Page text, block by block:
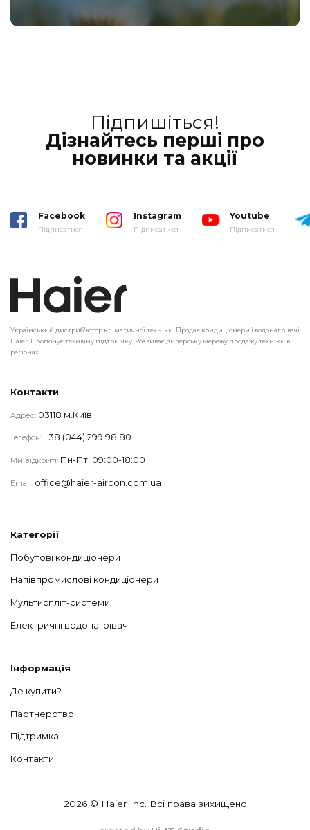
Підпишіться!
Дізнайтесь перші про
новинки та акції
Facebook
Підписатися
Instagram
Підписатися
Youtube
Підписатися
Український дистриб'ютор кліматичної техніки. Продає кондиціонери і водонагрівачі
Haier. Пропонує технічну підтримку. Розвиває дилерську мережу продажу техніки в
регіонах.
Категорії
Побутові кондиціонери
Напівпромислові кондиціонери
Мультиспліт-системи
Електричні водонагрівачі
Інформація
Де купити?
Партнерство
Підтримка
Контакти
Контакти
Адрес: 03118 м.Київ
Телефон: +38 (044) 299 98 80
Ми відкриті: Пн-Пт. 09:00-18:00
Email: office@haier-aircon.com.ua
2026 © Haier Inc. Всі права зихищено